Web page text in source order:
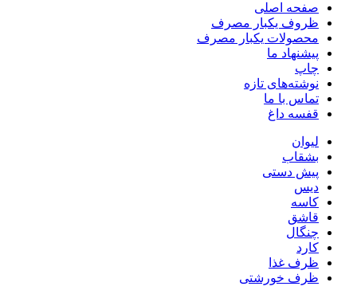
صفحه اصلی
ظروف یکبار مصرف
محصولات یکبار مصرف
پیشنهاد ما
چاپ
نوشته‌های تازه
تماس با ما
قفسه داغ
لیوان
بشقاب
پیش دستی
دیس
کاسه
قاشق
چنگال
کارد
ظرف غذا
ظرف خورشتی